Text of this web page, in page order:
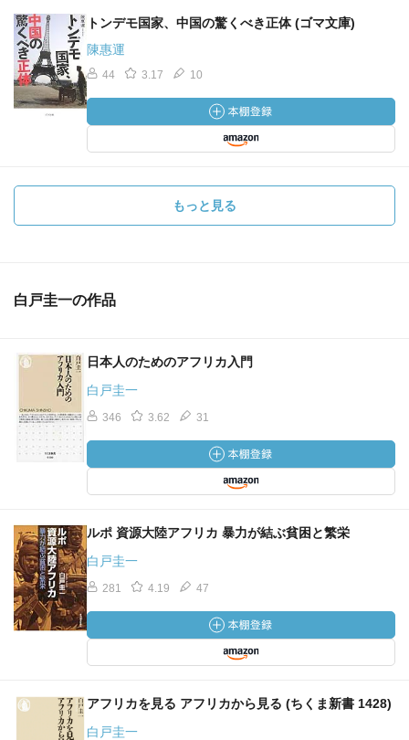
トンデモ国家、中国の驚くべき正体 (ゴマ文庫)
陳惠運
44 3.17 10
もっと見る
白戸圭一の作品
日本人のためのアフリカ入門
白戸圭一
346 3.62 31
ルポ 資源大陸アフリカ 暴力が結ぶ貧困と繁栄
白戸圭一
281 4.19 47
アフリカを見る アフリカから見る (ちくま新書 1428)
白戸圭一